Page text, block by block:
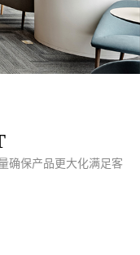
确保产品更大化满足客